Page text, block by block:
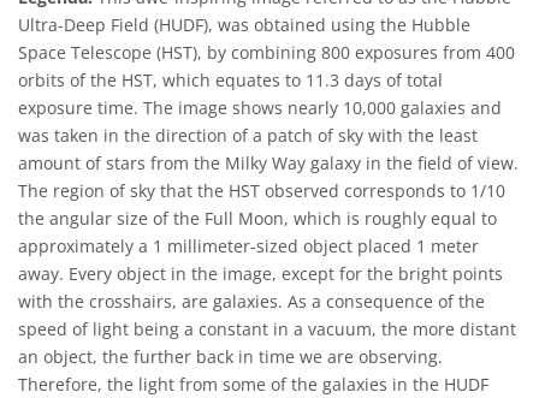
Ultra-Deep Field (HUDF), was obtained using the Hubble
Space Telescope (HST), by combining 800 exposures from 400
orbits of the HST, which equates to 11.3 days of total
exposure time. The image shows nearly 10,000 galaxies and
was taken in the direction of a patch of sky with the least
amount of stars from the Milky Way galaxy in the field of view.
The region of sky that the HST observed corresponds to 1/10
the angular size of the Full Moon, which is roughly equal to
approximately a 1 millimeter-sized object placed 1 meter
away. Every object in the image, except for the bright points
with the crosshairs, are galaxies. As a consequence of the
speed of light being a constant in a vacuum, the more distant
an object, the further back in time we are observing.
Therefore, the light from some of the galaxies in the HUDF